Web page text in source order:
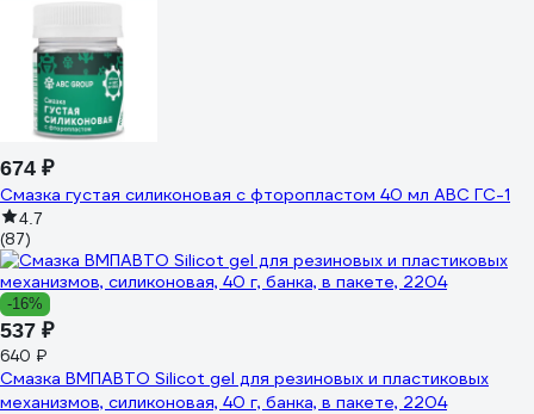
674 ₽
Смазка густая силиконовая с фторопластом 40 мл ABC ГС-1
4.7
(87)
-16%
537 ₽
640 ₽
Смазка ВМПАВТО Silicot gel для резиновых и пластиковых
механизмов, силиконовая, 40 г, банка, в пакете, 2204